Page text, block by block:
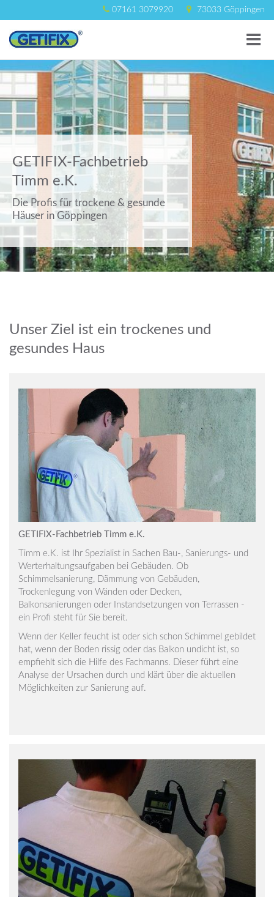
07161 3079920 73033 Göppingen
GETIFIX-Fachbetrieb
Timm e.K.
Die Profis für trockene & gesunde
Häuser in Göppingen
Unser Ziel ist ein trockenes und
gesundes Haus
GETIFIX-Fachbetrieb Timm e.K.
Timm e.K. ist Ihr Spezialist in Sachen Bau-, Sanierungs- und
Werterhaltungsaufgaben bei Gebäuden. Ob
Schimmelsanierung, Dämmung von Gebäuden,
Trockenlegung von Wänden oder Decken,
Balkonsanierungen oder Instandsetzungen von Terrassen -
ein Profi steht für Sie bereit.
Wenn der Keller feucht ist oder sich schon Schimmel gebildet
hat, wenn der Boden rissig oder das Balkon undicht ist, so
empfiehlt sich die Hilfe des Fachmanns. Dieser führt eine
Analyse der Ursachen durch und klärt über die aktuellen
Möglichkeiten zur Sanierung auf.